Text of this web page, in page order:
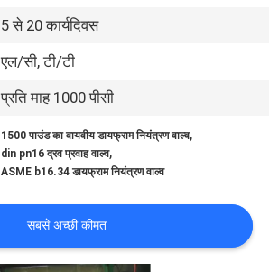
5 से 20 कार्यदिवस
एल/सी, टी/टी
प्रति माह 1000 पीसी
1500 पाउंड का वायवीय डायफ्राम नियंत्रण वाल्व,
din pn16 द्रव प्रवाह वाल्व,
ASME b16.34 डायफ्राम नियंत्रण वाल्व
सबसे अच्छी कीमत